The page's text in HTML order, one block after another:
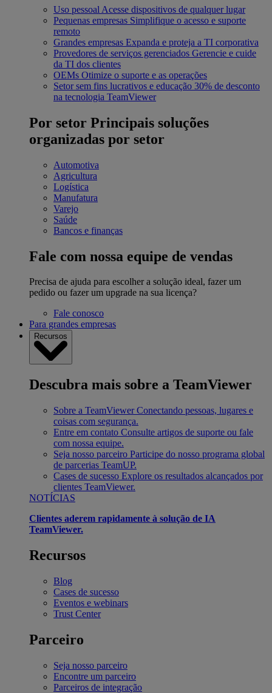
Uso pessoal Acesse dispositivos de qualquer lugar
Pequenas empresas Simplifique o acesso e suporte
remoto
Grandes empresas Expanda e proteja a TI corporativa
Provedores de serviços gerenciados Gerencie e cuide
da TI dos clientes
OEMs Otimize o suporte e as operações
Setor sem fins lucrativos e educação 30% de desconto
na tecnologia TeamViewer
Por setor Principais soluções
organizadas por setor
Automotiva
Agricultura
Logística
Manufatura
Varejo
Saúde
Bancos e finanças
Fale com nossa equipe de vendas
Precisa de ajuda para escolher a solução ideal, fazer um
pedido ou fazer um upgrade na sua licença?
Fale conosco
Para grandes empresas
Recursos
Descubra mais sobre a TeamViewer
Sobre a TeamViewer Conectando pessoas, lugares e
coisas com segurança.
Entre em contato Consulte artigos de suporte ou fale
com nossa equipe.
Seja nosso parceiro Participe do nosso programa global
de parcerias TeamUP.
Cases de sucesso Explore os resultados alcançados por
clientes TeamViewer.
NOTÍCIAS
Clientes aderem rapidamente à solução de IA
TeamViewer.
Recursos
Blog
Cases de sucesso
Eventos e webinars
Trust Center
Parceiro
Seja nosso parceiro
Encontre um parceiro
Parceiros de integração